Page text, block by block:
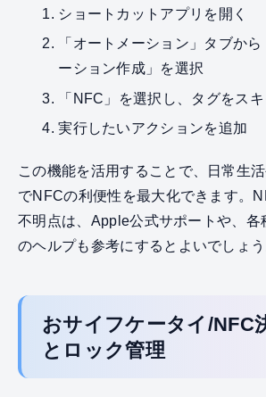
ショートカットアプリを開く
「オートメーション」タブか
ーション作成」を選択
「NFC」を選択し、タグをス
実行したいアクションを追加
この機能を活用することで、日常生
でNFCの利便性を最大化できます。
不明点は、Apple公式サポートや、各
のヘルプも参考にするとよいでしょう
おサイフケータイ/NFC
とロック管理